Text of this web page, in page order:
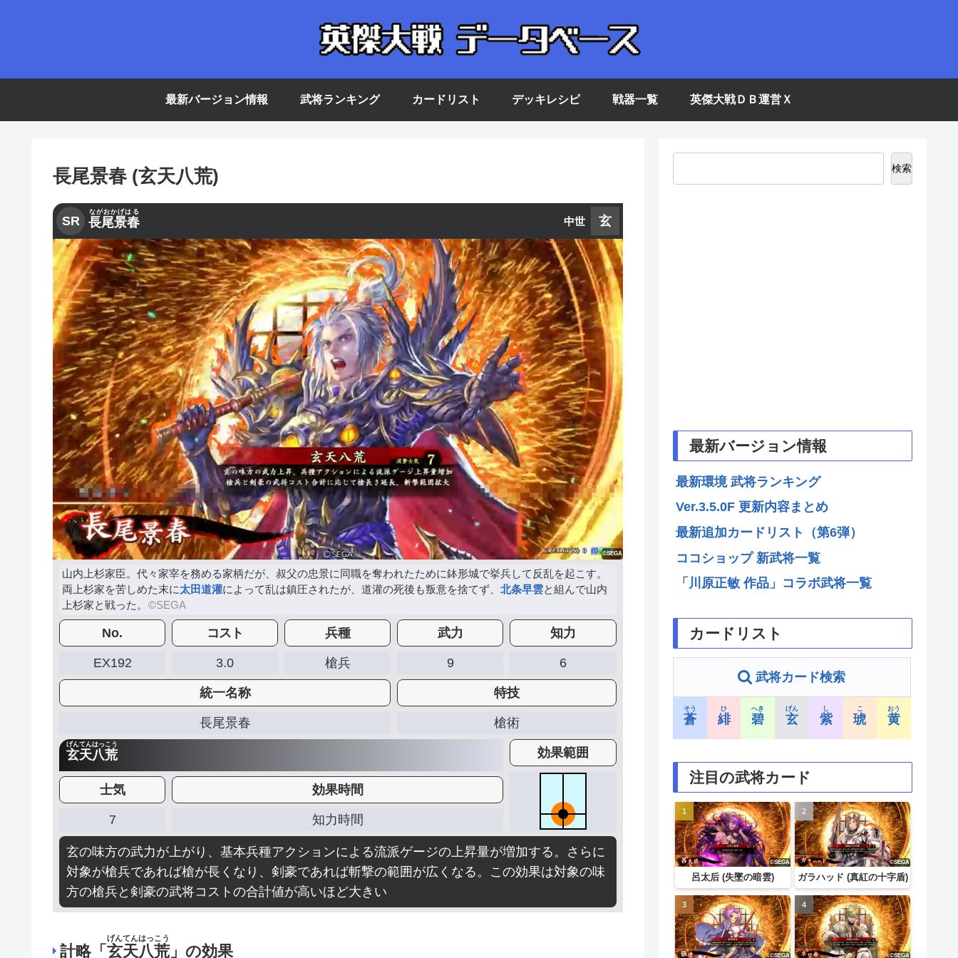
最新バージョン情報 武将ランキング カードリスト デッキレシピ 戦器一覧 英傑大戦ＤＢ運営Ｘ
長尾景春 (玄天八荒)
SR 長尾景春
ながおかげはる
中世 玄
山内上杉家臣。代々家宰を務める家柄だが、叔父の忠景に同職を奪われたために鉢形城で挙兵して反乱を起こす。
両上杉家を苦しめた末に太田道灌によって乱は鎮圧されたが、道灌の死後も叛意を捨てず、 北条早雲と組んで山内
上杉家と戦った。
No. コスト 兵種 武力 知力
EX192 3.0 槍兵 9 6
統一名称 特技
長尾景春 槍術
玄天八荒
げんてんはっこう
効果範囲
士気 効果時間
7 知力時間
玄の味方の武力が上がり、基本兵種アクションによる流派ゲージの上昇量が増加する。さらに
対象が槍兵であれば槍が長くなり、剣豪であれば斬撃の範囲が広くなる。この効果は対象の味
方の槍兵と剣豪の武将コストの合計値が高いほど大きい
計略「 玄天八荒
げんてんはっこう
」の効果
検索
最新バージョン情報
最新環境 武将ランキング
Ver.3.5.0F 更新内容まとめ
最新追加カードリスト（第6弾）
ココショップ 新武将一覧
「川原正敏 作品」コラボ武将一覧
カードリスト
武将カード検索
蒼
そう
緋
ひ
碧
へき
玄
げん
紫
し
琥
こ
黄
おう
注目の武将カード
呂太后 (失墜の暗雲) ガラハッド (真紅の十字盾)